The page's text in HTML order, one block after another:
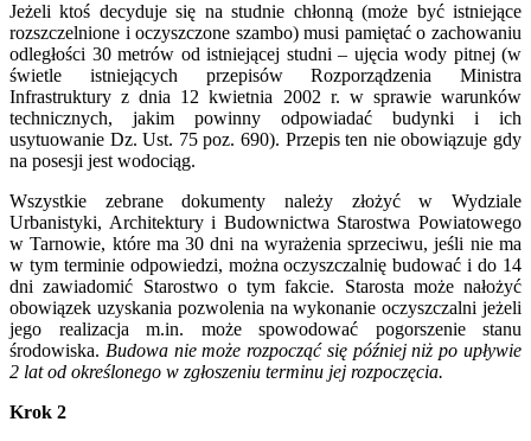
Jeżeli ktoś decyduje się na studnie chłonną (może być istniejące
rozszczelnione i oczyszczone szambo) musi pamiętać o zachowaniu
odległości 30 metrów od istniejącej studni – ujęcia wody pitnej (w
świetle istniejących przepisówRozporządzenia Ministra
Infrastruktury z dnia 12 kwietnia 2002 r. w sprawie warunków
technicznych, jakim powinny odpowiadać budynki i ich
usytuowanie Dz. Ust. 75 poz. 690). Przepis ten nie obowiązuje gdy
na posesji jest wodociąg.
Wszystkie zebrane dokumenty należy złożyć w Wydziale
Urbanistyki, Architektury i Budownictwa Starostwa Powiatowego
w Tarnowie, które ma 30 dni na wyrażenia sprzeciwu, jeśli nie ma
w tym terminie odpowiedzi, można oczyszczalnię budować i do 14
dni zawiadomić Starostwo o tym fakcie. Starosta może nałożyć
obowiązek uzyskania pozwolenia na wykonanie oczyszczalni jeżeli
jego realizacja m.in. może spowodować pogorszenie stanu
środowiska. Budowa nie może rozpocząć się później niż po upływie
2 lat od określonego w zgłoszeniu terminu jej rozpoczęcia.
Krok 2